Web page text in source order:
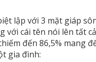
lập với 3 mặt giáp
với cái tên nói lên tất
đến 86,5% mang
gia đình: